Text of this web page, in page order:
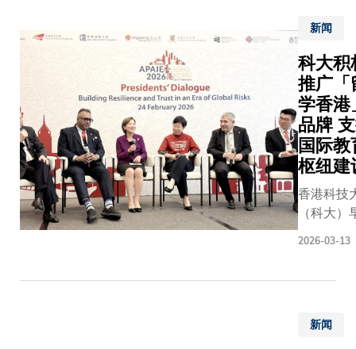
教学讲求
互动，也
愈来愈重
视科技辅
助，这些
趋势正改
变大家对
学习空间
的要求。
他指出，
随着教学
模式不断
职员与学
作、实践
新闻
科大积
推广「
学香港
品牌
国际教
枢纽建
香港科技
（科大）
年亚太国
2026-03-13
新闻